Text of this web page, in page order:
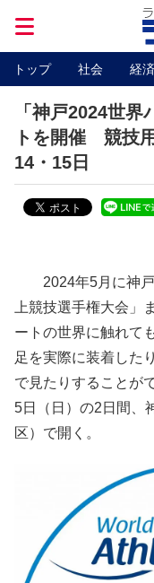
トップ 社会 経済
「神戸2024世
トを開催 競技
14・15日
2024年5月に神戸
上競技選手権大会」
ートの世界に触れて
足を実際に装着した
で見たりすることが
5日（日）の2日間、
区）で開く。